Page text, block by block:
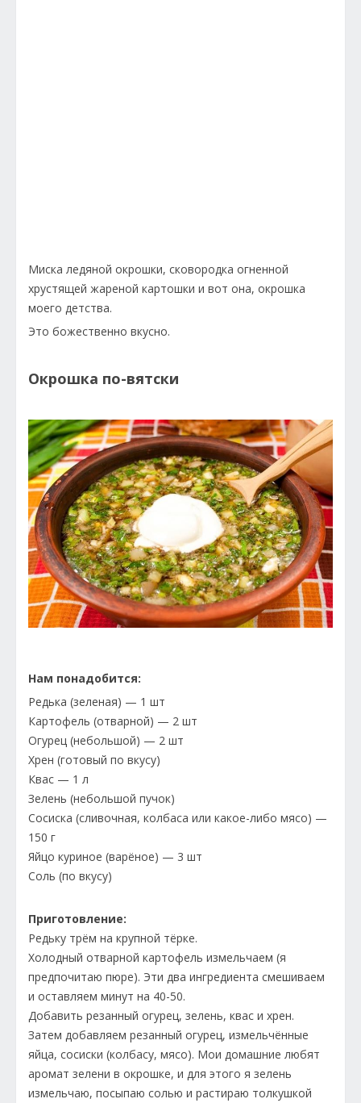
Миска ледяной окрошки, сковородка огненной
хрустящей жареной картошки и вот она, окрошка
моего детства.
Это божественно вкусно.
Окрошка по-вятски
Нам понадобится:
Редька (зеленая) — 1 шт
Картофель (отварной) — 2 шт
Огурец (небольшой) — 2 шт
Хрен (готовый по вкусу)
Квас — 1 л
Зелень (небольшой пучок)
Сосиска (сливочная, колбаса или какое-либо мясо) —
150 г
Яйцо куриное (варёное) — 3 шт
Соль (по вкусу)
Приготовление:
Редьку трём на крупной тёрке.
Холодный отварной картофель измельчаем (я
предпочитаю пюре). Эти два ингредиента смешиваем
и оставляем минут на 40-50.
Добавить резанный огурец, зелень, квас и хрен.
Затем добавляем резанный огурец, измельчённые
яйца, сосиски (колбасу, мясо). Мои домашние любят
аромат зелени в окрошке, и для этого я зелень
измельчаю, посыпаю солью и растираю толкушкой